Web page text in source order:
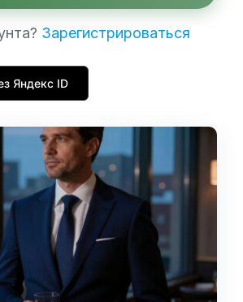
Зарегистрироваться
Яндекс ID